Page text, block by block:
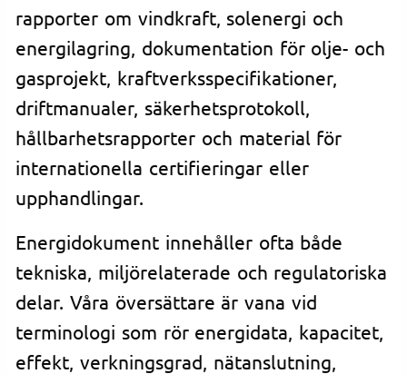
rapporter om vindkraft, solenergi och
energilagring, dokumentation för olje- och
gasprojekt, kraftverksspecifikationer,
driftmanualer, säkerhetsprotokoll,
hållbarhetsrapporter och material för
internationella certifieringar eller
upphandlingar.
Energidokument innehåller ofta både
tekniska, miljörelaterade och regulatoriska
delar. Våra översättare är vana vid
terminologi som rör energidata, kapacitet,
effekt, verkningsgrad, nätanslutning,